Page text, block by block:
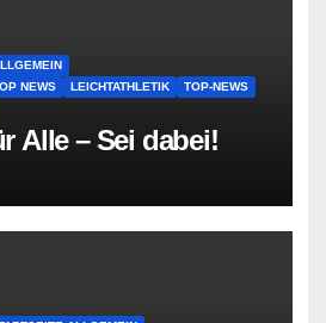
NEWS
LEICHTATHLETIK
TOP-NEWS
Alle – Sei dabei!